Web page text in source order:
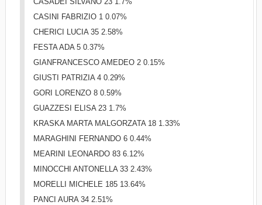
CASINI FABRIZIO 1 0.07%
CHERICI LUCIA 35 2.58%
FESTA ADA 5 0.37%
GIANFRANCESCO AMEDEO 2 0.15%
GIUSTI PATRIZIA 4 0.29%
GORI LORENZO 8 0.59%
GUAZZESI ELISA 23 1.7%
KRASKA MARTA MALGORZATA 18 1.33%
MARAGHINI FERNANDO 6 0.44%
MEARINI LEONARDO 83 6.12%
MINOCCHI ANTONELLA 33 2.43%
MORELLI MICHELE 185 13.64%
PANCI AURA 34 2.51%